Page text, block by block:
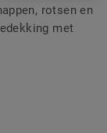
rotsen en
met